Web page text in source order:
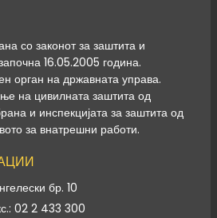
со законот за заштита и
16.05.2005 година.
орган на државната управа.
на цивилната заштита од
и инспекцијата за заштита од
за внатрешни работи.
бр. 10
02 2 433 300